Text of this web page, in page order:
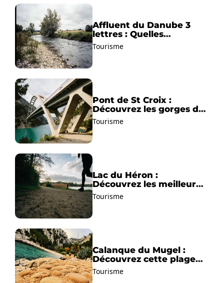
Affluent du Danube 3
lettres : Quelles
solutions trouver ?
Tourisme
Pont de St Croix :
Découvrez les gorges du
Verdon !
Tourisme
Lac du Héron :
Découvrez les meilleurs
sentiers de randonnée !
Tourisme
Calanque du Mugel :
Découvrez cette plage
paradisiaque à La Ciotat
!
Tourisme